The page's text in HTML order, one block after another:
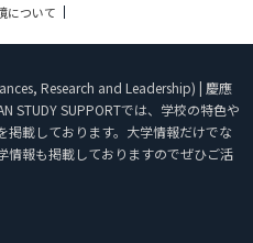
について
Research and Leadership) | 慶應
STUDY SUPPORTでは、学校の特色や
掲載しております。大学情報だけでな
情報も掲載しておりますのでぜひご活